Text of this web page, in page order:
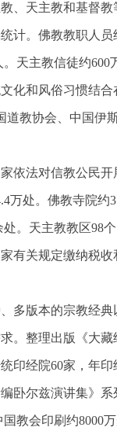
、天主教和基督
计。佛教教职人
天主教信徒约
化和风俗习惯结
道教协会、中国
依法对信教公民
万处。佛教寺院约
。天主教教区98
有关规定缴纳税
多版本的宗教经
。整理出版《大
印经院60家，年
卧尔兹演讲集》
教会印刷约8000